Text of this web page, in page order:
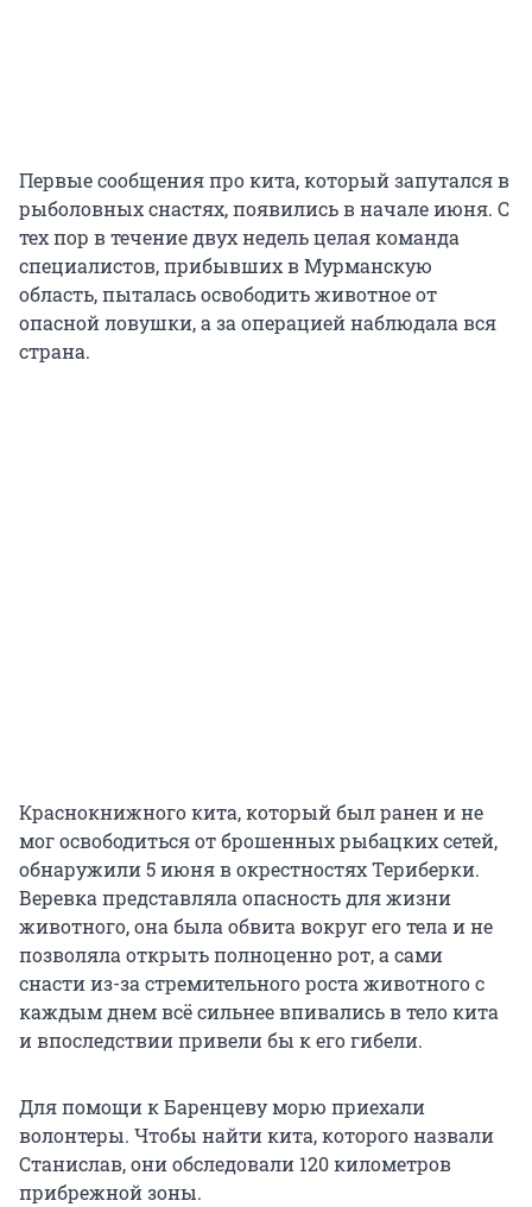
Первые сообщения про кита, который запутался в
рыболовных снастях, появились в начале июня. С
тех пор в течение двух недель целая команда
специалистов, прибывших в Мурманскую
область, пыталась освободить животное от
опасной ловушки, а за операцией наблюдала вся
страна.
Краснокнижного кита, который был ранен и не
мог освободиться от брошенных рыбацких сетей,
обнаружили 5 июня в окрестностях Териберки.
Веревка представляла опасность для жизни
животного, она была обвита вокруг его тела и не
позволяла открыть полноценно рот, а сами
снасти из-за стремительного роста животного с
каждым днем всё сильнее впивались в тело кита
и впоследствии привели бы к его гибели.
Для помощи к Баренцеву морю приехали
волонтеры. Чтобы найти кита, которого назвали
Станислав, они обследовали 120 километров
прибрежной зоны.